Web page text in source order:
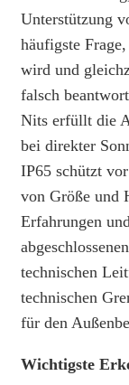
Unterstützung
häufigste
wird und
falsch
Nits erfüllt die
bei direkter
IP65 schützt
von Größe und
Erfahrungen
technischen
technischen
für den
Wichtigste